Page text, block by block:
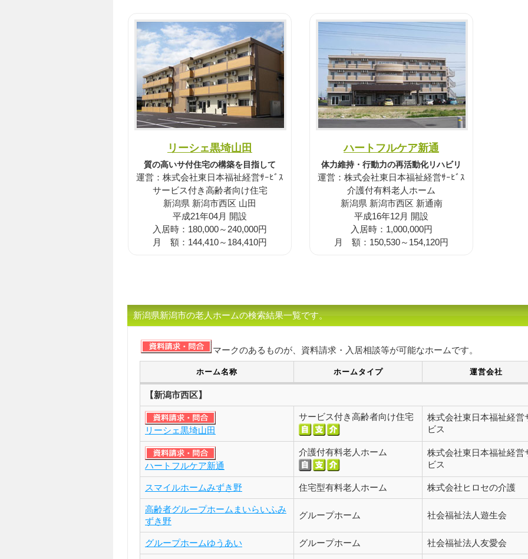
リーシェ黒埼山田
質の高いサ付住宅の構築を目指して
運営：株式会社東日本福祉経営ｻｰﾋﾞｽ
サービス付き高齢者向け住宅
新潟県 新潟市西区 山田
平成21年04月 開設
入居時：180,000～240,000円
月 額：144,410～184,410円
ハートフルケア新通
体力維持・行動力の再活動化リハビリ
運営：株式会社東日本福祉経営ｻｰﾋﾞｽ
介護付有料老人ホーム
新潟県 新潟市西区 新通南
平成16年12月 開設
入居時：1,000,000円
月 額：150,530～154,120円
新潟県新潟市の老人ホームの検索結果一覧です。
マークのあるものが、資料請求・入居相談等が可能なホームです。
ホーム名称 ホームタイプ 運営会社
【新潟市西区】
リーシェ黒埼山田
サービス付き高齢者向け住宅
株式会社東日本福祉経営
ビス
ハートフルケア新通
介護付有料老人ホーム
株式会社東日本福祉経営
ビス
スマイルホームみずき野 住宅型有料老人ホーム 株式会社ヒロセの介護
高齢者グループホームまいらいふみ
ずき野
グループホーム 社会福祉法人遊生会
グループホームゆうあい グループホーム 社会福祉法人友愛会